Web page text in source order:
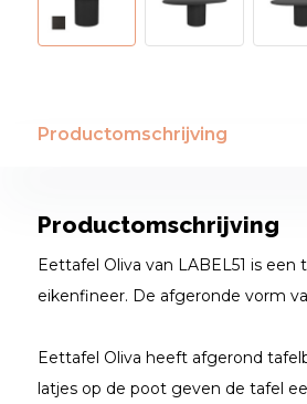
Productomschrijving
Productomschrijving
Eettafel Oliva van LABEL51 is
eikenfineer. De afgeronde vorm
Eettafel Oliva heeft afgerond
latjes op de poot geven de tafel